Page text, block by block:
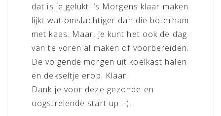
dat is je gelukt! ‘s Morgens klaar maken
lijkt wat omslachtiger dan die boterham
met kaas. Maar, je kunt het ook de dag
van te voren al maken of voorbereiden.
De volgende morgen uit koelkast halen
en dekseltje erop. Klaar!
Dank je voor deze gezonde en
oogstrelende start up :-).